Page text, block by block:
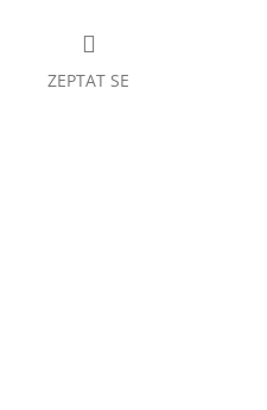
ZEPTAT SE